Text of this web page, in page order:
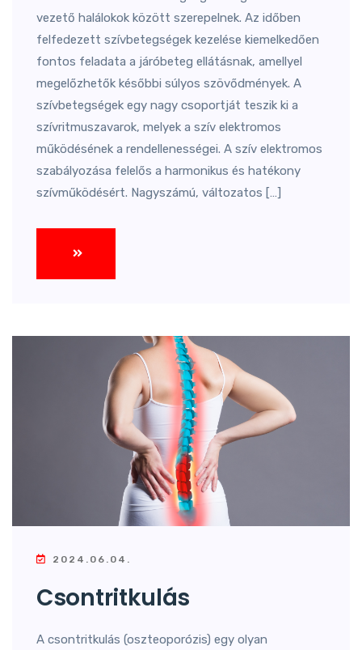
vezető halálokok között szerepelnek. Az időben
felfedezett szívbetegségek kezelése kiemelkedően
fontos feladata a járóbeteg ellátásnak, amellyel
megelőzhetők későbbi súlyos szövődmények. A
szívbetegségek egy nagy csoportját teszik ki a
szívritmuszavarok, melyek a szív elektromos
működésének a rendellenességei. A szív elektromos
szabályozása felelős a harmonikus és hatékony
szívműködésért. Nagyszámú, változatos […]
2024.06.04.
Csontritkulás
A csontritkulás (oszteoporózis) egy olyan